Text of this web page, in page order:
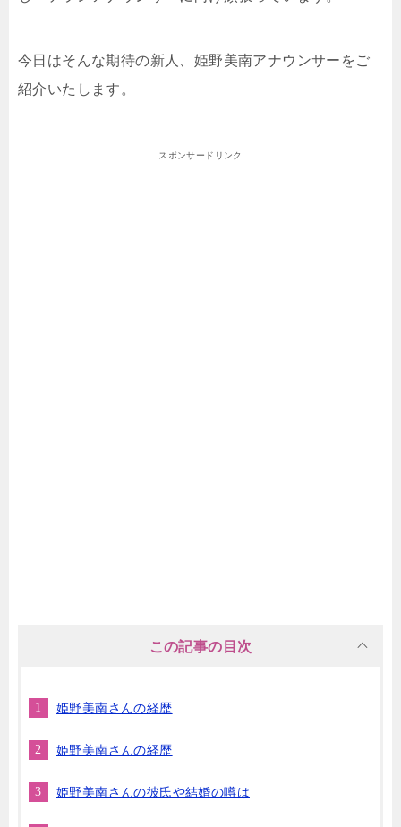
今日はそんな期待の新人、姫野美南アナウンサーをご
紹介いたします。
スポンサードリンク
この記事の目次
姫野美南さんの経歴
姫野美南さんの経歴
姫野美南さんの彼氏や結婚の噂は